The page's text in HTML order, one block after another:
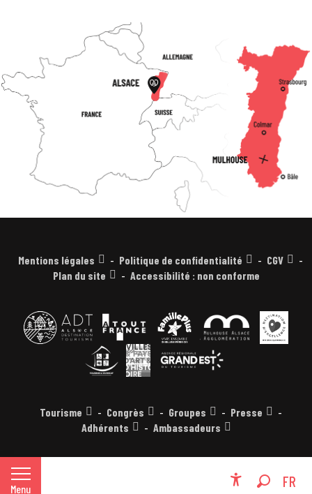
Menu FR
EN
Mentions légales Politique de confidentialité
CGV
Plan du site
Accessibilité : non conforme
Tourisme Congrès Groupes
Presse
Adhérents
Ambassadeurs